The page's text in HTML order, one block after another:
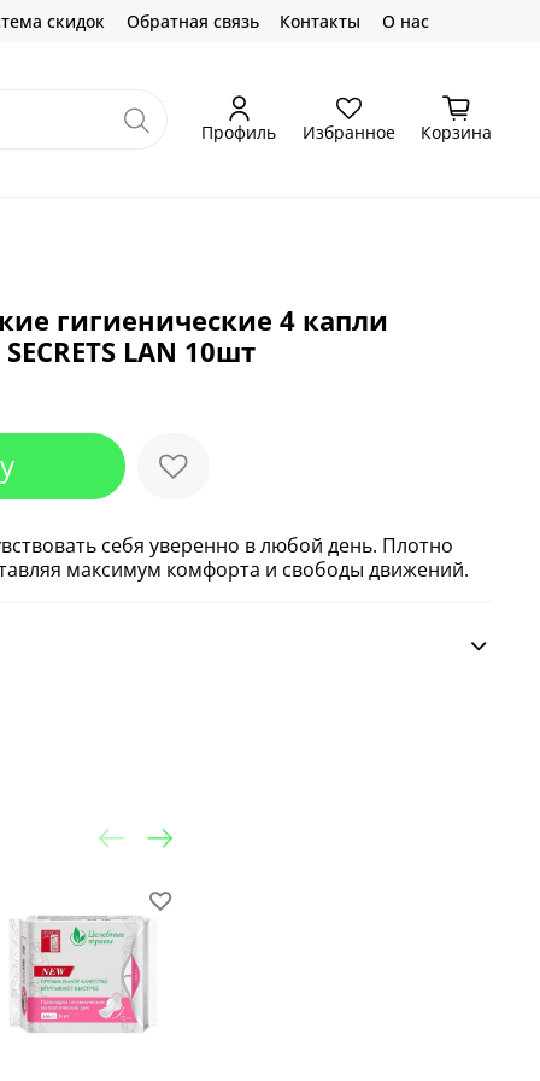
скидок Обратная связь Контакты О нас
Профиль Избранное Корзина
гигиенические 4 капли
LAN 10шт
себя уверенно в любой день. Плотно
максимум комфорта и свободы движений.